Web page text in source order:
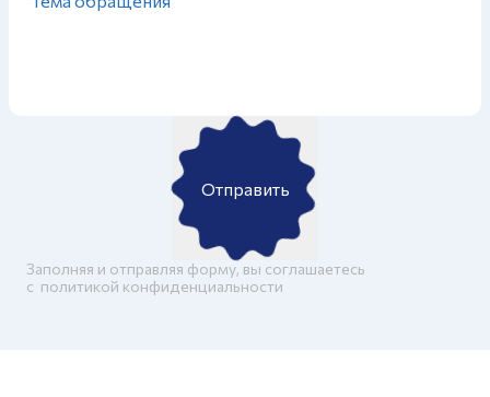
Отправить
Заполняя и отправляя форму, вы соглашаетесь
c политикой конфиденциальности